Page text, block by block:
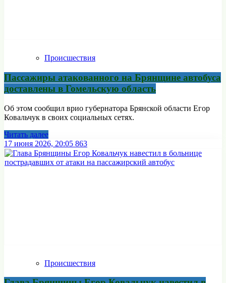
Происшествия
Пассажиры атакованного на Брянщине автобуса
доставлены в Гомельскую область
Об этом сообщил врио губернатора Брянской области Егор
Ковальчук в своих социальных сетях.
Читать далее
17 июня 2026, 20:05 863
Происшествия